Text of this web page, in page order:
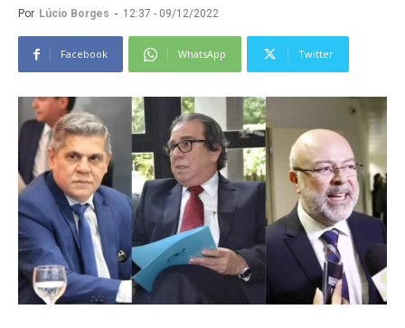
Por Lúcio Borges - 12:37 - 09/12/2022
Facebook WhatsApp Twitter